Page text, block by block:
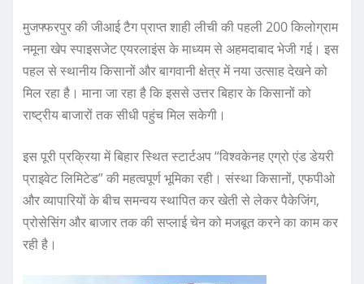
मुजफ्फरपुर की जीआई टैग प्राप्त शाही लीची की पहली 200 किलोग्राम
नमूना खेप स्पाइसजेट एयरलाइंस के माध्यम से अहमदाबाद भेजी गई। इस
पहल से स्थानीय किसानों और बागवानी क्षेत्र में नया उत्साह देखने को
मिल रहा है। माना जा रहा है कि इससे उत्तर बिहार के किसानों को
राष्ट्रीय बाजारों तक सीधी पहुंच मिल सकेगी।
इस पूरी प्रक्रिया में बिहार स्थित स्टार्टअप “विश्वकेनह एग्रो एंड डेयरी
प्राइवेट लिमिटेड” की महत्वपूर्ण भूमिका रही। संस्था किसानों, एफपीओ
और व्यापारियों के बीच समन्वय स्थापित कर खेती से लेकर पैकेजिंग,
प्रोसेसिंग और बाजार तक की सप्लाई चेन को मजबूत करने का काम कर
रही है।